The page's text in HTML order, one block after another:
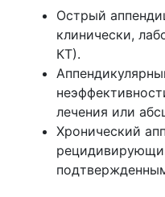
Острый
клинически,
КТ).
лечения или
Хронический